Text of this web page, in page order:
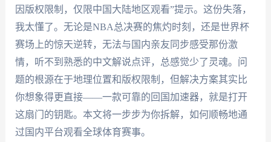
因版权限制，仅限中国大陆地区观看”提示。这份失落，
我太懂了。无论是NBA总决赛的焦灼时刻，还是世界杯
赛场上的惊天逆转，无法与国内亲友同步感受那份激
情，听不到熟悉的中文解说点评，总感觉少了灵魂。问
题的根源在于地理位置和版权限制，但解决方案其实比
你想象得更直接——一款可靠的回国加速器，就是打开
这扇门的钥匙。本文将一步步为你拆解，如何顺畅地通
过国内平台观看全球体育赛事。